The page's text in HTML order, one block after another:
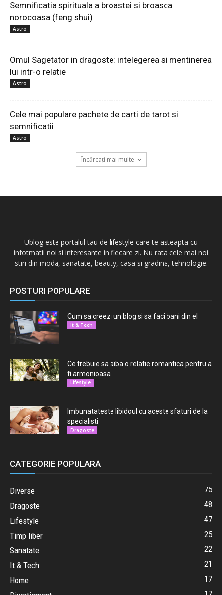
Semnificatia spirituala a broastei si broasca
norocoasa (feng shui)
Astro
Omul Sagetator in dragoste: intelegerea si mentinerea
lui intr-o relatie
Astro
Cele mai populare pachete de carti de tarot si
semnificatii
Astro
Încărcați mai multe
Ublog este portalul tau de lifestyle care te asteapta cu
infotmatii noi si interesante in fiecare zi. Nu rata cele mai noi
stiri din moda, sanatate, beauty, casa si gradina, tehnologie.
POSTURI POPULARE
Cum sa creezi un blog si sa faci bani din el
It & Tech
Ce trebuie sa aiba o relatie romantica pentru a
fi armonioasa
Lifestyle
Imbunatateste libidoul cu aceste sfaturi de la
specialisti
Dragoste
CATEGORIE POPULARĂ
Diverse
75
Dragoste
48
Lifestyle
47
Timp liber
25
Sanatate
22
It & Tech
21
Home
17